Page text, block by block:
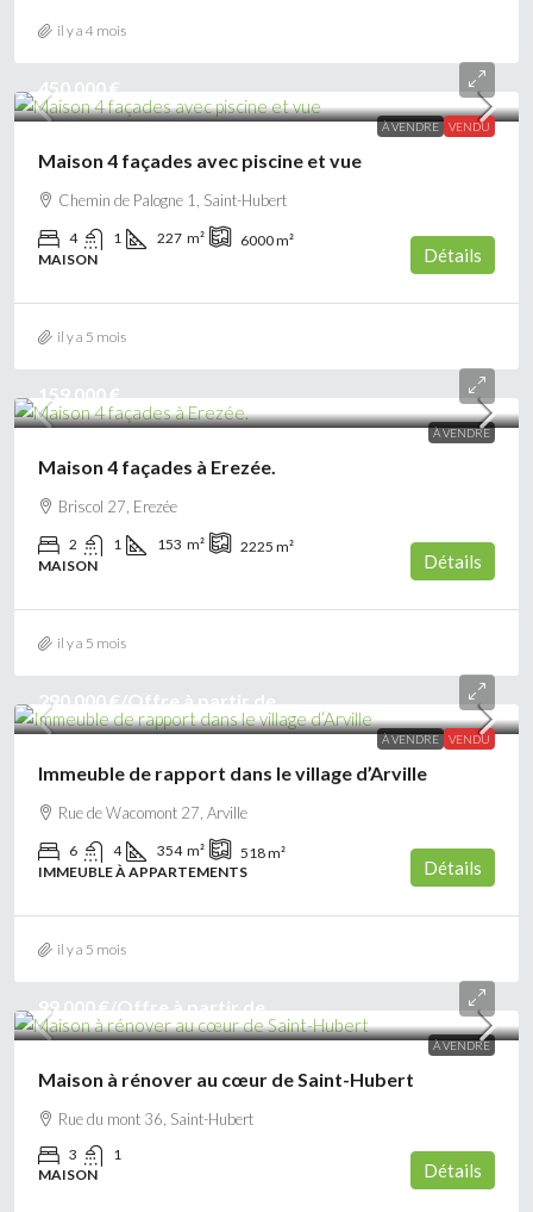
il y a 4 mois
À VENDRE VENDU
450 000 €
Maison 4 façades avec piscine et vue
Chemin de Palogne 1, Saint-Hubert
4 1 227 m² 6000m²
MAISON
Détails
il y a 5 mois
À VENDRE
159 000 €
Maison 4 façades à Erezée.
Briscol 27, Erezée
2 1 153 m² 2225 m²
MAISON
Détails
il y a 5 mois
À VENDRE VENDU
290 000 €/Offre à partir de
Immeuble de rapport dans le village d’Arville
Rue de Wacomont 27, Arville
6 4 354 m² 518m²
IMMEUBLE À APPARTEMENTS
Détails
il y a 5 mois
À VENDRE
99 000 €/Offre à partir de
Maison à rénover au cœur de Saint-Hubert
Rue du mont 36, Saint-Hubert
3
1
MAISON
Détails